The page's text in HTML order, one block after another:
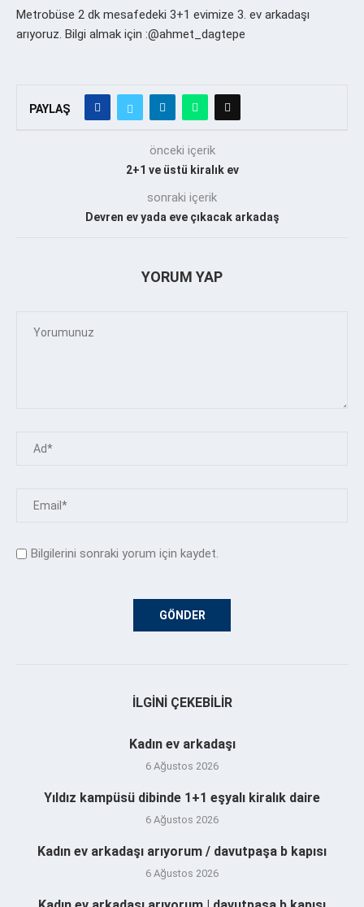
Metrobüse 2 dk mesafedeki 3+1 evimize 3. ev arkadaşı
arıyoruz. Bilgi almak için :@ahmet_dagtepe
PAYLAŞ
önceki içerik
2+1 ve üstü kiralık ev
sonraki içerik
Devren ev yada eve çıkacak arkadaş
YORUM YAP
Bilgilerini sonraki yorum için kaydet.
İLGINI ÇEKEBILIR
Kadın ev arkadaşı
6 Ağustos 2026
Yıldız kampüsü dibinde 1+1 eşyalı kiralık daire
6 Ağustos 2026
Kadın ev arkadaşı arıyorum / davutpaşa b kapısı
6 Ağustos 2026